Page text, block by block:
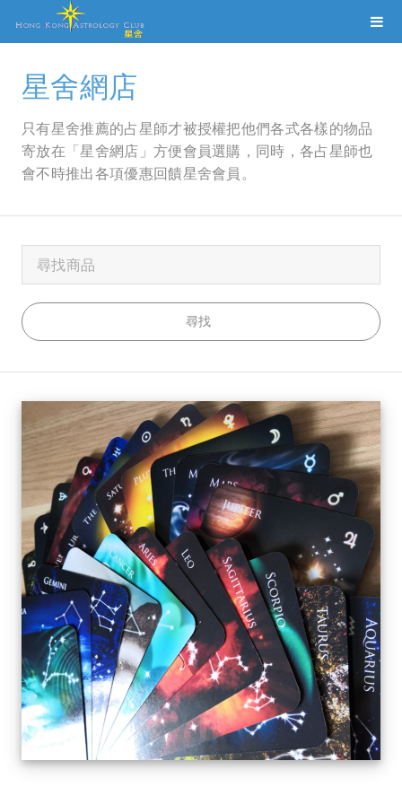
星舍網店
只有星舍推薦的占星師才被授權把他們各式各樣的物品
寄放在「星舍網店」方便會員選購，同時，各占星師也
會不時推出各項優惠回饋星舍會員。